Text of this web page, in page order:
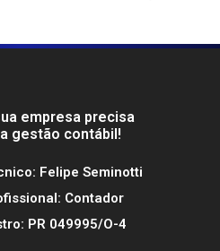
empresa precisa
gestão contábil!
Felipe Seminotti
Contador
PR 049995/O-4